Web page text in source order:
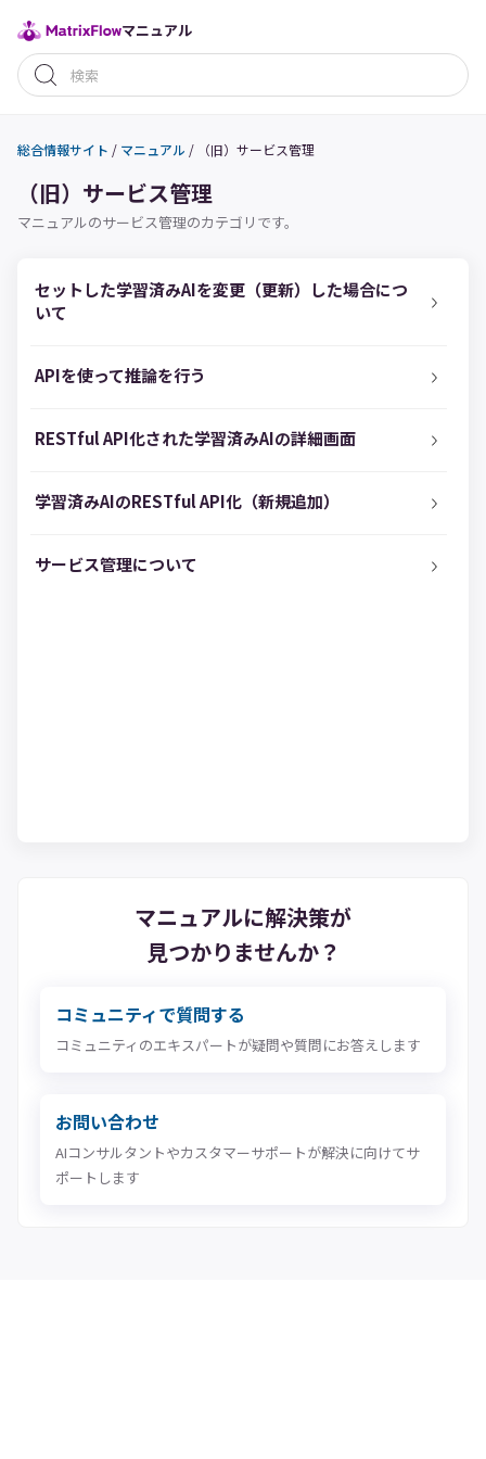
マニュアル
総合情報サイト / マニュアル / （旧）サービス管理
（旧）サービス管理
マニュアルのサービス管理のカテゴリです。
セットした学習済みAIを変更（更新）した場合につ
いて
APIを使って推論を行う
RESTful API化された学習済みAIの詳細画面
学習済みAIのRESTful API化（新規追加）
サービス管理について
マニュアルに解決策が
見つかりませんか？
コミュニティで質問する
コミュニティのエキスパートが疑問や質問にお答えします
お問い合わせ
AIコンサルタントやカスタマーサポートが解決に向けてサ
ポートします